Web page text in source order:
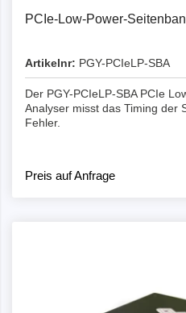
PCIe-Low-Power-
Artikelnr: PGY-PCIeLP-SBA
Der PGY-PCIeLP-SBA PCIe
Analyser misst das Timing der
Fehler.
Preis auf Anfrage